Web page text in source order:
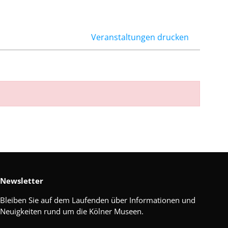
Veranstaltungen drucken
Newsletter
Bleiben Sie auf dem Laufenden über Informationen und
Neuigkeiten rund um die Kölner Museen.